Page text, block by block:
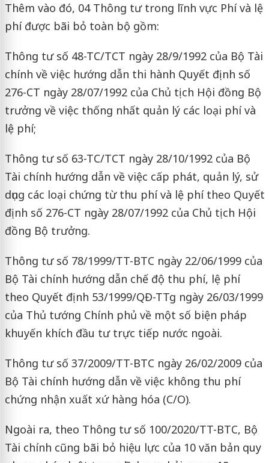
Thêm vào đó, 04 Thông tư trong lĩnh vực Phí và lệ
phí được bãi bỏ toàn bộ gồm:
Thông tư số 48-TC/TCT ngày 28/9/1992 của Bộ Tài
chính về việc hướng dẫn thi hành Quyết định số
276-CT ngày 28/07/1992 của Chủ tịch Hội đồng Bộ
trưởng về việc thống nhất quản lý các loại phí và
lệ phí;
Thông tư số 63-TC/TCT ngày 28/10/1992 của Bộ
Tài chính hướng dẫn về việc cấp phát, quản lý, sử
dụng các loại chứng từ thu phí và lệ phí theo Quyết
định số 276-CT ngày 28/07/1992 của Chủ tịch Hội
đồng Bộ trưởng.
Thông tư số 78/1999/TT-BTC ngày 22/06/1999 của
Bộ Tài chính hướng dẫn chế độ thu phí, lệ phí
theo Quyết định 53/1999/QĐ-TTg ngày 26/03/1999
của Thủ tướng Chính phủ về một số biện pháp
khuyến khích đầu tư trực tiếp nước ngoài.
Thông tư số 37/2009/TT-BTC ngày 26/02/2009 của
Bộ Tài chính hướng dẫn về việc không thu phí
chứng nhận xuất xứ hàng hóa (C/O).
Ngoài ra, theo Thông tư số 100/2020/TT-BTC, Bộ
Tài chính cũng bãi bỏ hiệu lực của 10 văn bản quy